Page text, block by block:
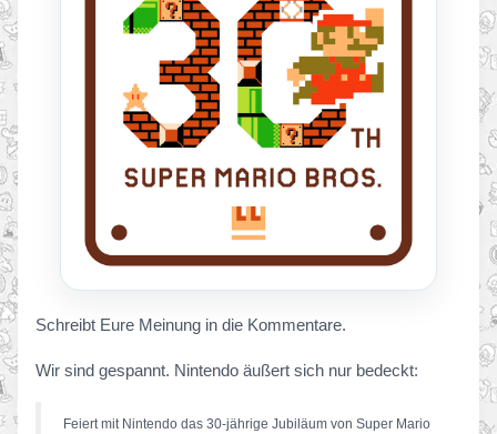
Schreibt Eure Meinung in die Kommentare.
Wir sind gespannt. Nintendo äußert sich nur bedeckt:
Feiert mit Nintendo das 30-jährige Jubiläum von Super Mario